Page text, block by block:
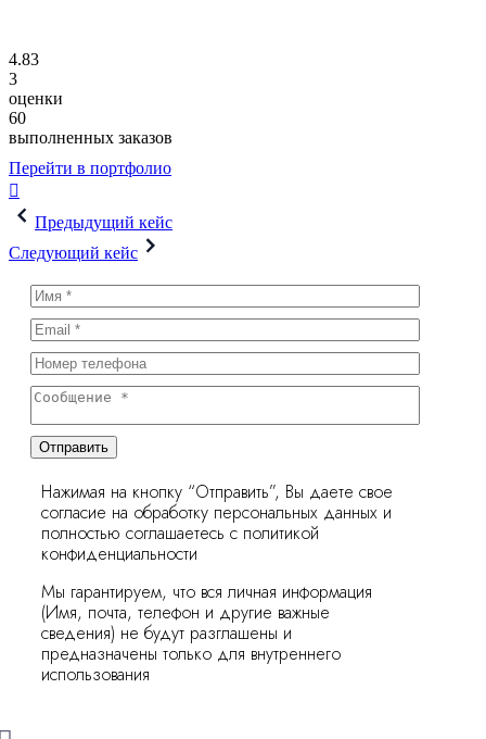
4.83
3
оценки
60
выполненных заказов
Перейти в портфолио
Навигация
по
Предыдущий кейс
Следующий кейс
Отправить
Нажимая на кнопку “Отправить”, Вы даете свое
согласие на обработку персональных данных и
полностью соглашаетесь с политикой
конфиденциальности
Мы гарантируем, что вся личная информация
(Имя, почта, телефон и другие важные
сведения) не будут разглашены и
предназначены только для внутреннего
использования